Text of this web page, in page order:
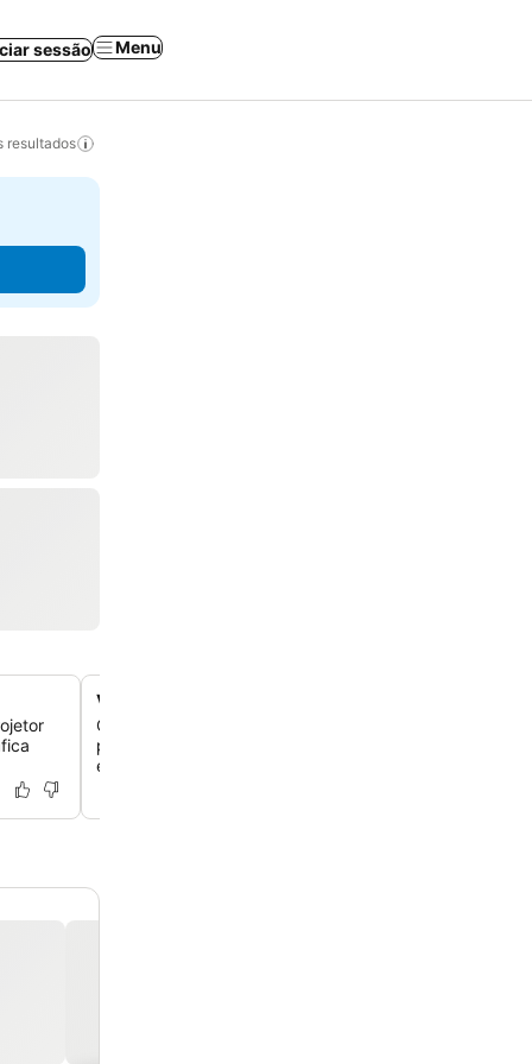
sessão Menu
resultados
Varandas para ver filmes
Os quartos deluxe selecionados oferecem varandas
plataformas acolchoadas, perfeitas para relaxar e
exibições de filmes à beira da piscina.